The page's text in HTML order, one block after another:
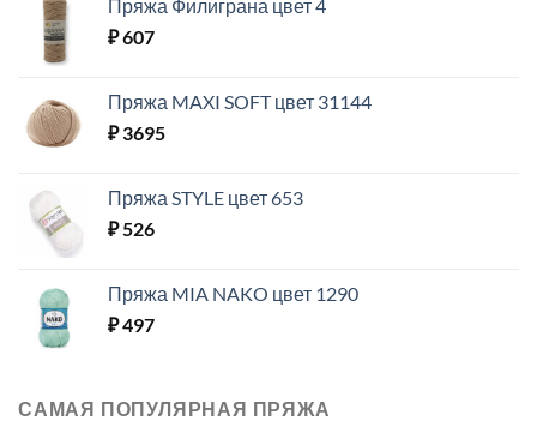
Пряжа Филиграна цвет 4
₽607
Пряжа MAXI SOFT цвет 31144
₽3695
Пряжа STYLE цвет 653
₽526
Пряжа MIA NAKO цвет 1290
₽497
САМАЯ ПОПУЛЯРНАЯ ПРЯЖА